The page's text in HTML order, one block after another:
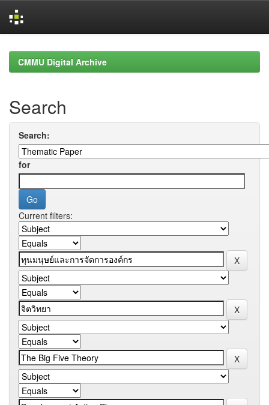
navigationCMMU Digital Archive
Search
Search:
for
Current filters: